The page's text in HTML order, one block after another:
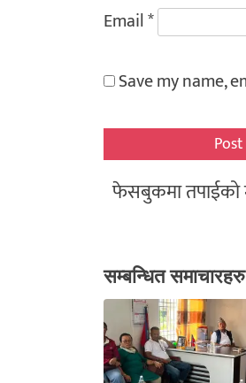
Email*
Save my name,
फेसबुकमा तपाईको
सम्बन्धित समाचारहरु